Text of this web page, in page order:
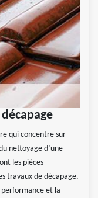
qui concentre sur
nettoyage d’une
les pièces
travaux de décapage.
performance et la